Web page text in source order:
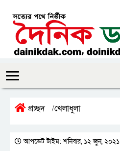
প্রচ্ছদ /খেলাধুলা
আপডেট টাইম: শনিবার, ১২ জুন, ২০২১